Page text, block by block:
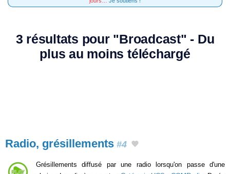
3 résultats pour "Broadcast" - Du
plus au moins téléchargé
Radio, grésillements #4
Grésillements diffusé par une radio lorsqu'on passe d'une